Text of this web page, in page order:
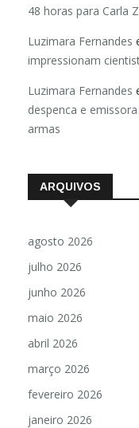
48 horas para Carla
Luzimara Fernandes
impressionam
Luzimara Fernandes
despenca e
armas
ARQUIVOS
agosto 2026
julho 2026
junho 2026
maio 2026
abril 2026
março 2026
fevereiro 2026
janeiro 2026